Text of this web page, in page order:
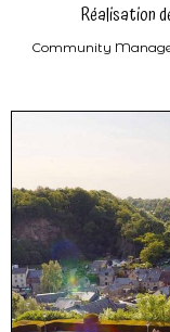
Réalisation
Community